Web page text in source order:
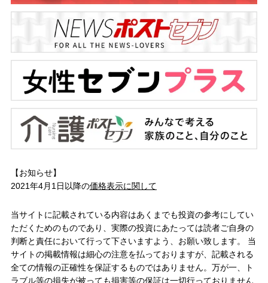
【お知らせ】
2021年4月1日以降の価格表示に関して
当サイトに記載されている内容はあくまでも投資の参考にしてい
ただくためのものであり、実際の投資にあたっては読者ご自身の
判断と責任において行って下さいますよう、お願い致します。 当
サイトの掲載情報は細心の注意を払っておりますが、記載される
全ての情報の正確性を保証するものではありません。万が一、ト
ラブル等の損失が被っても損害等の保証は一切行っておりません